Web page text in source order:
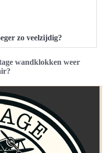
zo veelzijdig?
wandklokken weer